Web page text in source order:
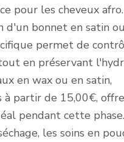
pour les cheveux afro.
d'un bonnet en satin
permet de
en préservant
en wax ou en satin,
à partir de 15,00€,
pendant cette
les soins en